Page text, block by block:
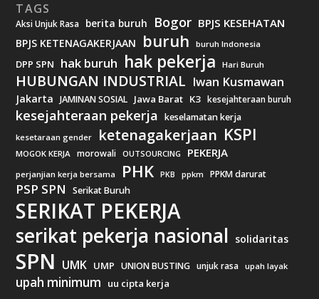
TAGS
Aksi Unjuk Rasa berita buruh Bogor BPJS KESEHATAN
BPJS KETENAGAKERJAAN buruh buruh Indonesia
DPP SPN hak buruh hak pekerja Hari Buruh
HUBUNGAN INDUSTRIAL Iwan Kusmawan
Jakarta JAMINAN SOSIAL Jawa Barat K3 kesejahteraan buruh
kesejahteraan pekerja keselamatan kerja
kesetaraan gender ketenagakerjaan KSPI
MOGOK KERJA morowali OUTSOURCING PEKERJA
perjanjian kerja bersama PHK PKB ppkm PPKM darurat
PSP SPN Serikat Buruh
SERIKAT PEKERJA
serikat pekerja nasional solidaritas
SPN UMK UMP UNION BUSTING unjuk rasa upah layak
upah minimum uu cipta kerja